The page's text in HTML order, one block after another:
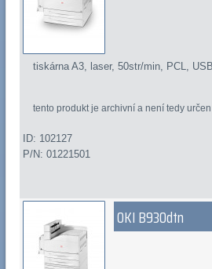
tiskárna A3, laser, 50str/min, PCL,
tento produkt je archivní a není tedy
ID: 102127
P/N: 01221501
OKI B930dtn